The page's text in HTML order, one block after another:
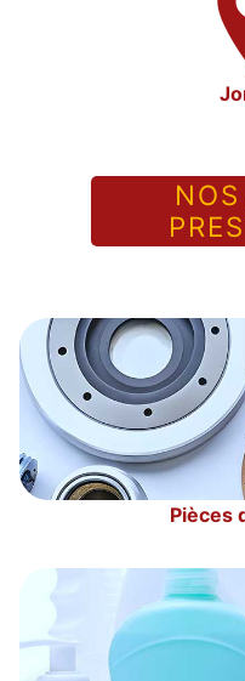
Pièces